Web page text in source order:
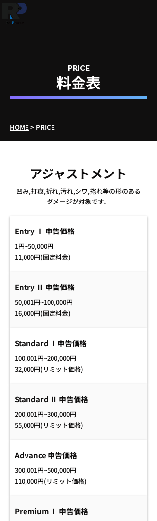
PRICE
料金表
HOME> PRICE
アジャストメント
凹み,打痕,折れ,汚れ,シワ,捲れ等の形のある
ダメージが対象です。
Entry Ⅰ 申告価格
1円~50,000円
11,000円(固定料金)
Entry Ⅱ 申告価格
50,001円~100,000円
16,000円(固定料金)
Standard Ⅰ申告価格
100,001円~200,000円
32,000円(リミット価格)
Standard Ⅱ 申告価格
200,001円~300,000円
55,000円(リミット価格)
Advance 申告価格
300,001円~500,000円
110,000円(リミット価格)
Premium Ⅰ 申告価格